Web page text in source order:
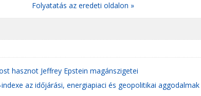
Folyatatás az eredeti oldalon »
hasznot Jeffrey Epstein magánszigetei
az időjárási, energiapiaci és geopolitikai